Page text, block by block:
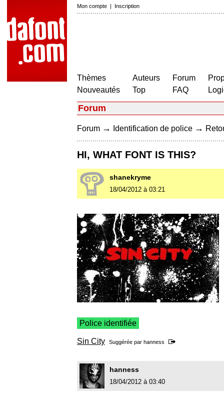
Mon compte | Inscription
Thèmes
Nouveautés
Auteurs
Top
Forum
FAQ
Forum
Forum → Identification de police →
HI, WHAT FONT IS THIS?
shanekryme
18/04/2012 à 03:21
Police identifiée
Sin City Suggérée par hanness
hanness
18/04/2012 à 03:40